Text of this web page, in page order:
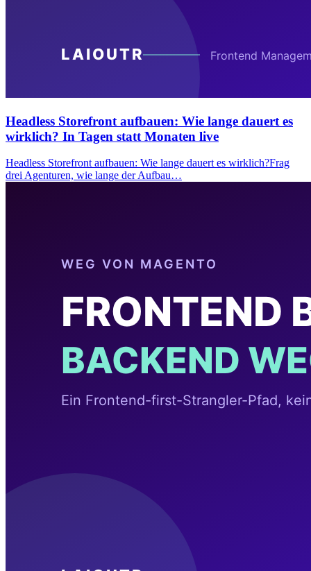
Headless Storefront aufbauen: Wie lange dauert es
wirklich? In Tagen statt Monaten live
Headless Storefront aufbauen: Wie lange dauert es wirklich?Frag
drei Agenturen, wie lange der Aufbau…